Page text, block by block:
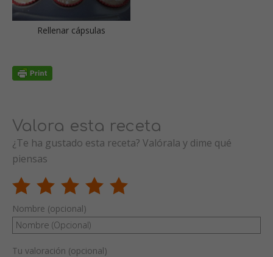
Rellenar cápsulas
Valora esta receta
¿Te ha gustado esta receta? Valórala y dime qué
piensas
Nombre (opcional)
Tu valoración (opcional)